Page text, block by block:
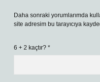
Daha sonraki yorumlarımda
site adresim bu tarayıcıya
6 + 2 kaçtır? *